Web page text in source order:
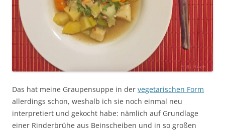
Das hat meine Graupensuppe in der vegetarischen Form
allerdings schon, weshalb ich sie noch einmal neu
interpretiert und gekocht habe: nämlich auf Grundlage
einer Rinderbrühe aus Beinscheiben und in so großen